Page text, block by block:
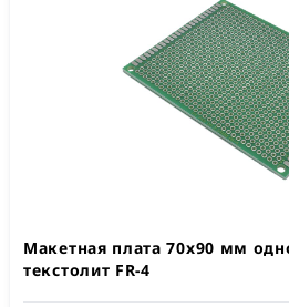
Макетная плата 70x90 мм
текстолит FR-4